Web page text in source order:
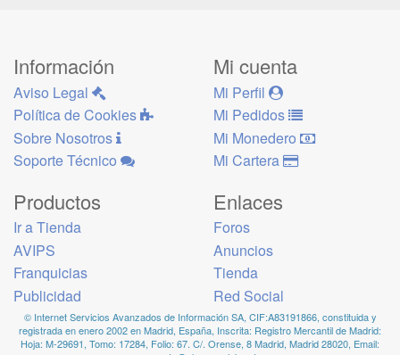
Información
Aviso Legal
Política de Cookies
Sobre Nosotros
Soporte Técnico
Mi cuenta
Mi Perfil
Mi Pedidos
Mi Monedero
Mi Cartera
Productos
Ir a Tienda
AVIPS
Franquicias
Publicidad
Enlaces
Foros
Anuncios
Tienda
Red Social
© Internet Servicios Avanzados de Información SA, CIF:A83191866, constituida y
registrada en enero 2002 en Madrid, España, Inscrita: Registro Mercantil de Madrid:
Hoja: M-29691, Tomo: 17284, Folio: 67. C/. Orense, 8 Madrid, Madrid 28020, Email: